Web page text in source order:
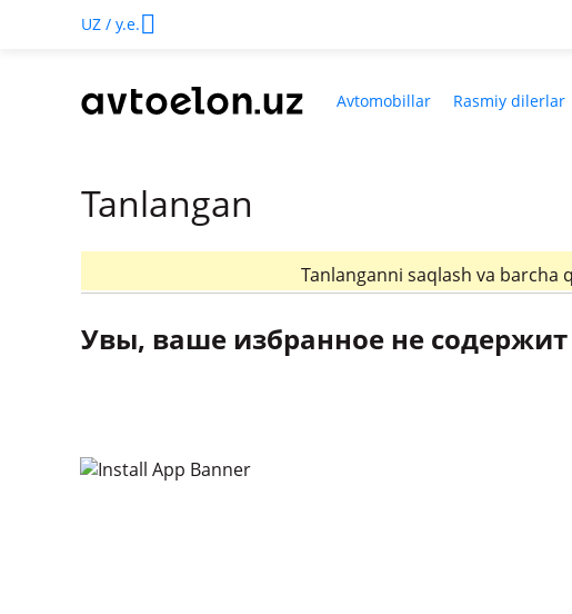
UZ / у.е.
Avtomobillar Rasmiy dilerlar
Tanlangan
Tanlanganni saqlash va barcha
Увы, ваше избранное не